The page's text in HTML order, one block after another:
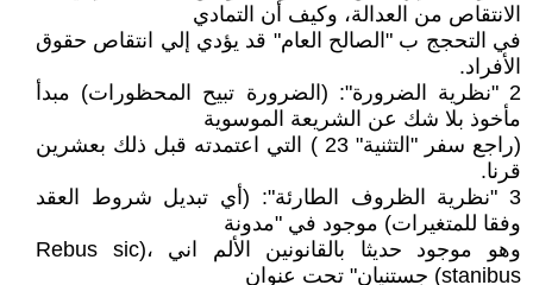
الانتقاص من العدالة، وكيف أن التمادي
في التحجج ب "الصالح العام" قد يؤدي إلي انتقاص حقوق
الأفراد.
2 "نظرية الضرورة": (الضرورة تبيح المحظورات) مبدأ
مأخوذ بلا شك عن الشريعة الموسوية
(راجع سفر "التثنية" 23 ) التي اعتمدته قبل ذلك بعشرين
قرنا.
3 "نظرية الظروف الطارئة": (أي تبديل شروط العقد
وفقا للمتغيرات) موجود في "مدونة
وهو موجود حديثا بالقانونين الألم اني ،(Rebus sic
stanibus) جستنيان" تحت عنوان